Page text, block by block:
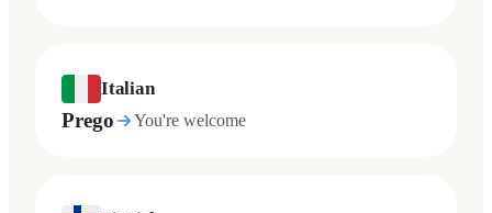
Italian
Prego You're welcome